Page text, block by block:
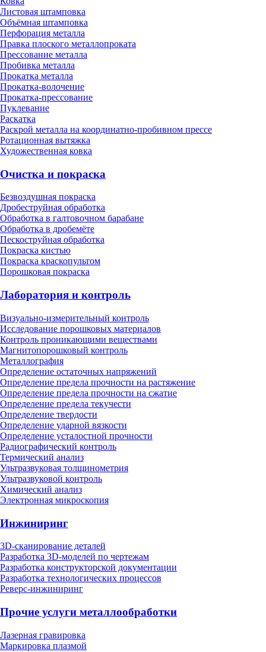
Листовая штамповка
Объёмная штамповка
Перфорация металла
Правка плоского металлопроката
Прессование металла
Пробивка металла
Прокатка металла
Прокатка-волочение
Прокатка-прессование
Пуклевание
Раскатка
Раскрой металла на координатно-пробивном прессе
Ротационная вытяжка
Художественная ковка
Очистка и покраска
Безвоздушная покраска
Дробеструйная обработка
Обработка в галтовочном барабане
Обработка в дробемёте
Пескоструйная обработка
Покраска кистью
Покраска краскопультом
Порошковая покраска
Лаборатория и контроль
Визуально-измерительный контроль
Исследование порошковых материалов
Контроль проникающими веществами
Магнитопорошковый контроль
Металлография
Определение остаточных напряжений
Определение предела прочности на растяжение
Определение предела прочности на сжатие
Определение предела текучести
Определение твердости
Определение ударной вязкости
Определение усталостной прочности
Радиографический контроль
Термический анализ
Ультразвуковая толщинометрия
Ультразвуковой контроль
Химический анализ
Электронная микроскопия
Инжиниринг
3D-сканирование деталей
Разработка 3D-моделей по чертежам
Разработка конструкторской документации
Разработка технологических процессов
Реверс-инжиниринг
Прочие услуги металлообработки
Лазерная гравировка
Маркировка плазмой